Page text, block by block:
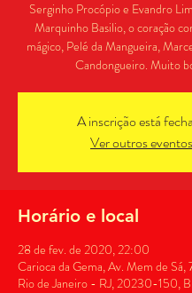
Serginho Procópio e Evandro
Marquinho Basilio, o coração
mágico, Pelé da Mangueira,
Candongueiro. Muito
A inscrição está
Ver outros eventos
Horário e local
28 de fev. de 2020, 22:00
Carioca da Gema, Av. Mem de
Rio de Janeiro - RJ, 20230-150,